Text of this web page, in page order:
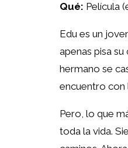
Qué: Película
Edu es un
apenas pisa
hermano se
encuentro con
Pero, lo que
toda la vida.